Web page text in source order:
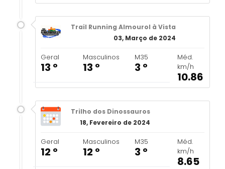
Trail Running Almourol à Vista
03, Março de 2024
Geral
13 º
Masculinos
13 º
M35
3 º
Méd.
km/h
10.86
Trilho dos Dinossauros
18, Fevereiro de 2024
Geral
12 º
Masculinos
12 º
M35
3 º
Méd.
km/h
8.65